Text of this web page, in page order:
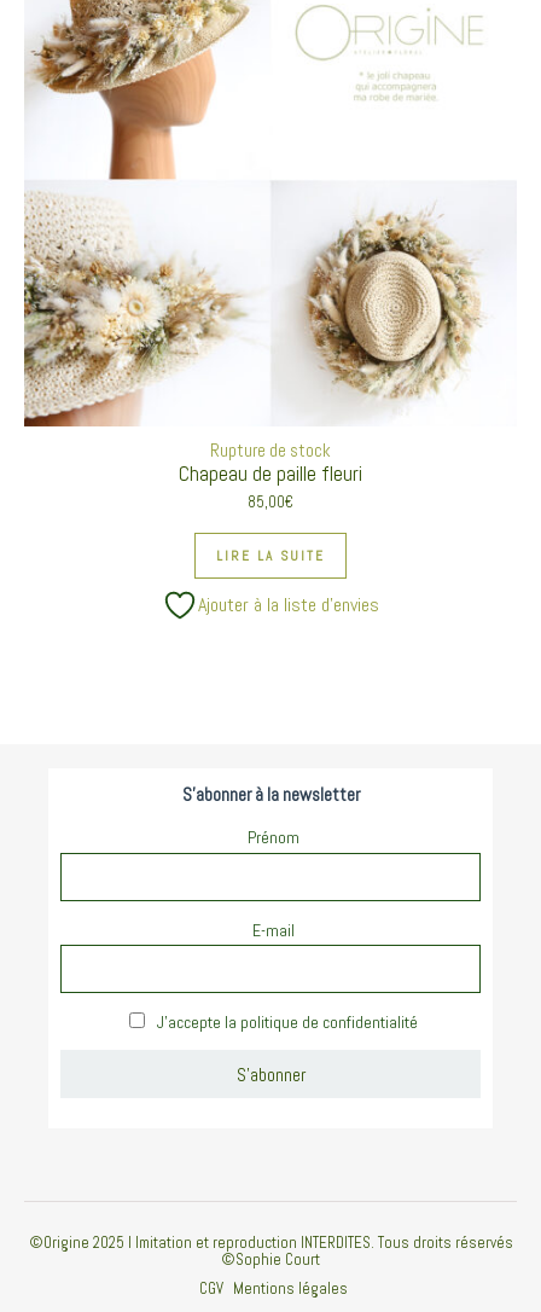
Rupture de stock
Chapeau de paille fleuri
85,00€
LIRE LA SUITE
Ajouter à la liste d’envies
S'abonner à la newsletter
Prénom
E-mail
J'accepte la politique de confidentialité
©Origine 2025 I Imitation et reproduction INTERDITES. Tous droits réservés
©Sophie Court
CGV Mentions légales